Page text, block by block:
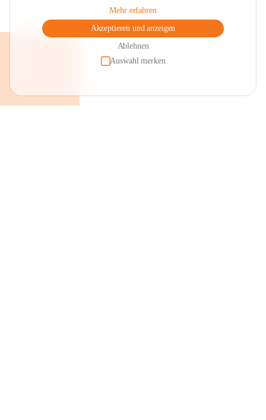
Klimabündnisschule
ASKÖ - Bewegungssiegel
Erasmus+ Schule
Mehr erfahren
Akzeptieren und anzeigen
Ablehnen
Auswahl merken